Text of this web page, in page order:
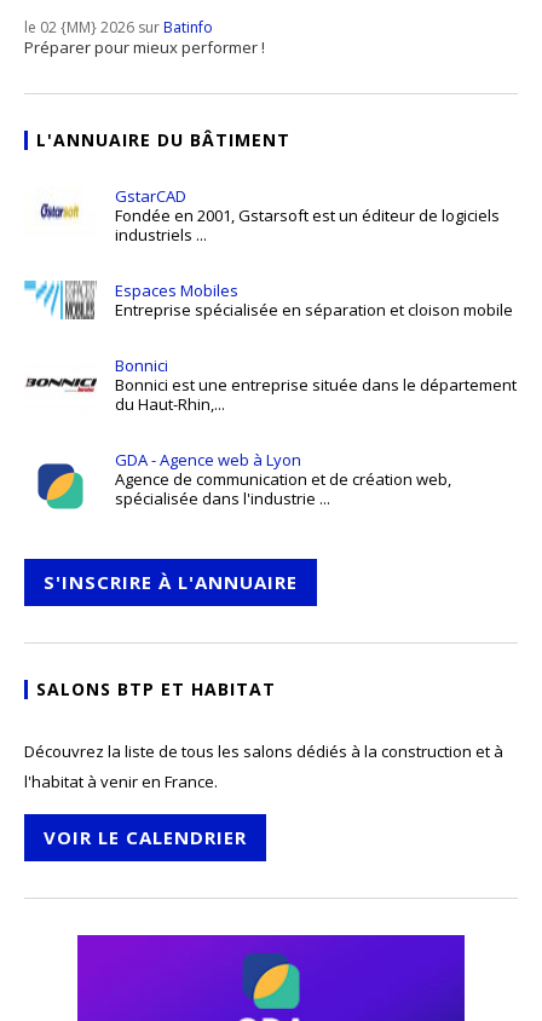
le 02 {MM} 2026 surBatinfo
Préparer pour mieux performer !
L'ANNUAIRE DU BÂTIMENT
GstarCAD
Fondée en 2001, Gstarsoft est un éditeur de logiciels
industriels ...
Espaces Mobiles
Entreprise spécialisée en séparation et cloison mobile
Bonnici
Bonnici est une entreprise située dans le département
du Haut-Rhin,...
GDA - Agence web à Lyon
Agence de communication et de création web,
spécialisée dans l'industrie ...
S'INSCRIRE À L'ANNUAIRE
SALONS BTP ET HABITAT
Découvrez la liste de tous les salons dédiés à la construction et à
l'habitat à venir en France.
VOIR LE CALENDRIER